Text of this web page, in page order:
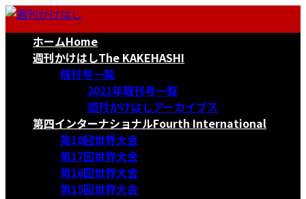
コ
ナ
ホームHome
週刊かけはしThe KAKEHASHI
既刊号一覧
2021年既刊号一覧
週刊かけはしアーカイブス
第四インターナショナルFourth International
第18回世界大会
第17回世界大会
第16回世界大会
第15回世界大会